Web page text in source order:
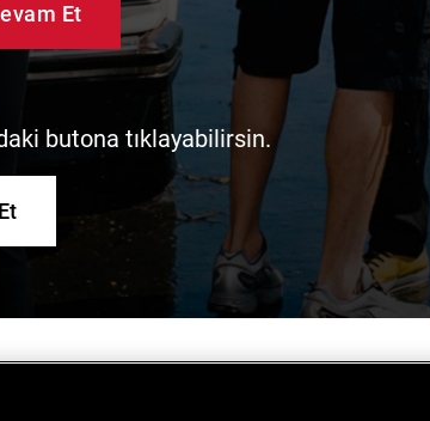
Et
butona tıklayabilirsin.